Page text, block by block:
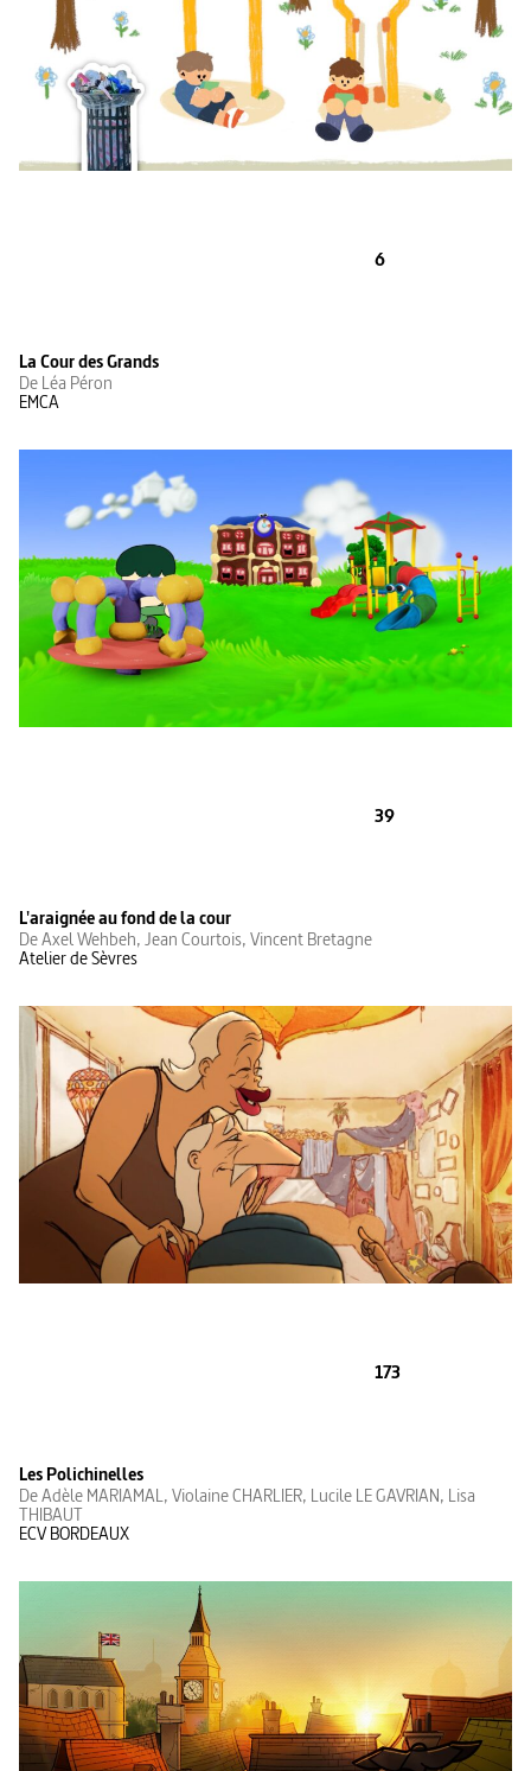
6
La Cour des Grands
De Léa Péron
EMCA
39
L'araignée au fond de la cour
De Axel Wehbeh, Jean Courtois, Vincent Bretagne
Atelier de Sèvres
173
Les Polichinelles
De Adèle MARIAMAL, Violaine CHARLIER, Lucile LE GAVRIAN, Lisa
THIBAUT
ECV BORDEAUX